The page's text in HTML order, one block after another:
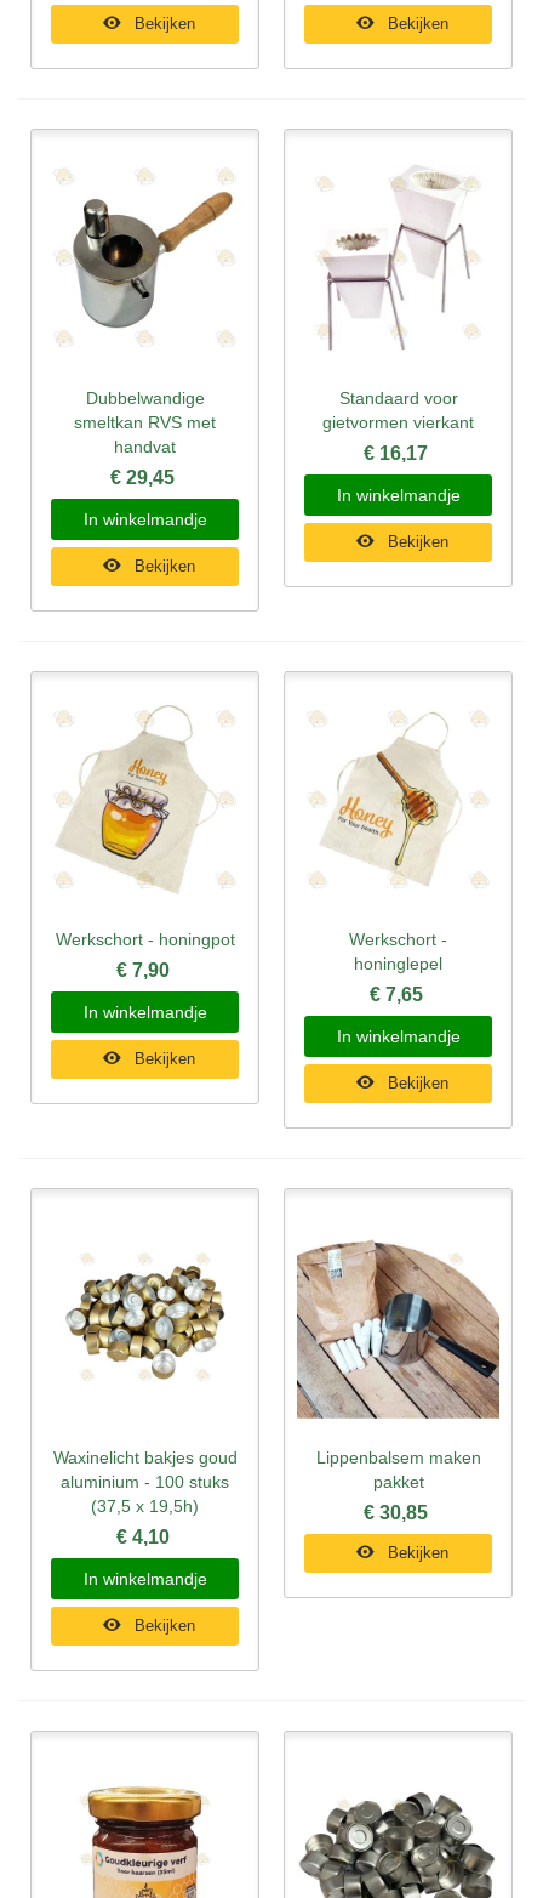
Bekijken Bekijken
Dubbelwandige
smeltkan RVS met
handvat
€ 29,45
In winkelmandje
Bekijken
Standaard voor
gietvormen vierkant
€ 16,17
In winkelmandje
Bekijken
Werkschort - honingpot
€ 7,90
In winkelmandje
Bekijken
Werkschort -
honinglepel
€ 7,65
In winkelmandje
Bekijken
Waxinelicht bakjes goud
aluminium - 100 stuks
(37,5 x 19,5h)
€ 4,10
In winkelmandje
Bekijken
Lippenbalsem maken
pakket
€ 30,85
Bekijken